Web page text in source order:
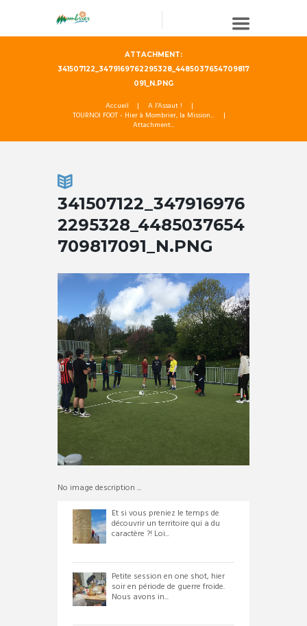
ATTACHMENT:
341507122_3479169762295328_4485037654709817
091_N.PNG
Accueil
A l'Assaut !
TOURNOI FOOT - Hier à Mombrier, la Mission...
Attachment...
341507122_347916976
2295328_4485037654
709817091_N.PNG
No image description ...
Et si vous preniez le temps de
découvrir un territoire qui a du
caractère ?! Loi...
Petite session en one shot, hier
soir en période de guerre froide.
Nous avons in...